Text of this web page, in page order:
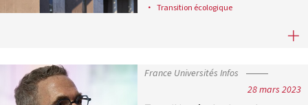
Transition écologique
Le Plan d’Efficacité Énergétique
France Universités Infos
28 mars 2023